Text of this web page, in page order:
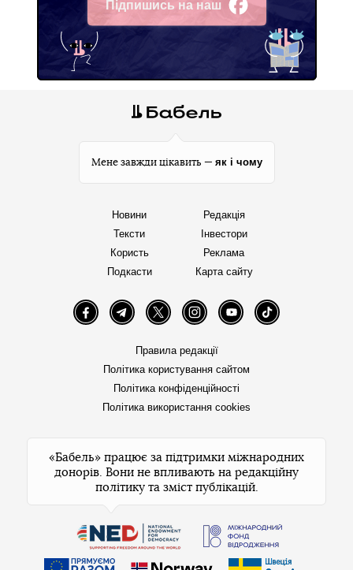
Підпишись на наш
Facebook
Мене завжди цікавить — як і чому
Новини
Тексти
Користь
Подкасти
Редакція
Інвестори
Реклама
Карта сайту
FacebookTelegramTwitter InstagramYouTube TikTok
Правила редакції
Політика користування сайтом
Політика конфіденційності
Політика використання cookies
«Бабель» працює за підтримки міжнародних
донорів. Вони не впливають на редакційну
політику та зміст публікацій.